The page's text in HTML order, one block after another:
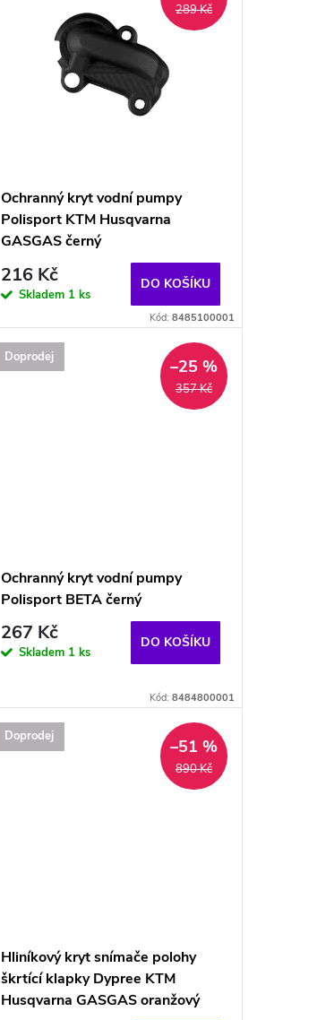
289 Kč
Ochranný kryt vodní pumpy
Polisport KTM Husqvarna
GASGAS černý
216 Kč
Skladem 1 ks
DO KOŠÍKU
Kód: 8485100001
Doprodej
357 Kč
–25 %
Ochranný kryt vodní pumpy
Polisport BETA černý
267 Kč
Skladem 1 ks
DO KOŠÍKU
Kód: 8484800001
Doprodej
890 Kč
–51 %
Hliníkový kryt snímače polohy
škrtící klapky Dypree KTM
Husqvarna GASGAS oranžový